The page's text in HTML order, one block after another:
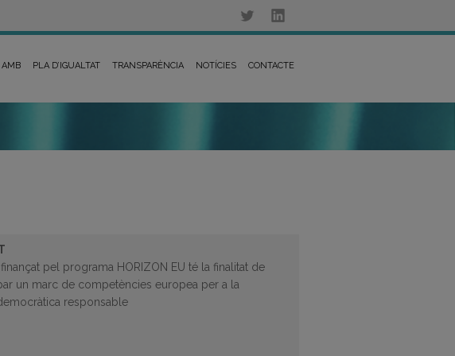
PLA D’IGUALTAT TRANSPARÈNCIA NOTÍCIES CONTACTE
pel programa HORIZON EU té la finalitat de
un marc de competències europea per a la
responsable